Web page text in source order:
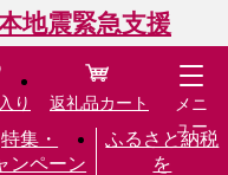
地震緊急支援
特集・
ンペーン
ふるさと納税
を
り 返礼品カート
メニ
ュー